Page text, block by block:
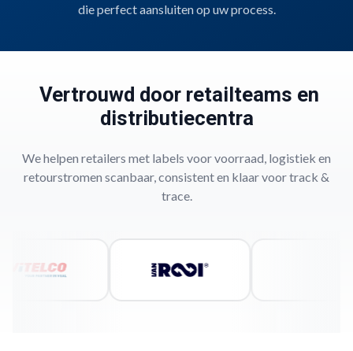
handmatig of automatisch.
die perfect aansluiten op uw process.
Vertrouwd door retailteams en
distributiecentra
We helpen retailers met labels voor voorraad, logistiek en
retourstromen scanbaar, consistent en klaar voor track &
trace.